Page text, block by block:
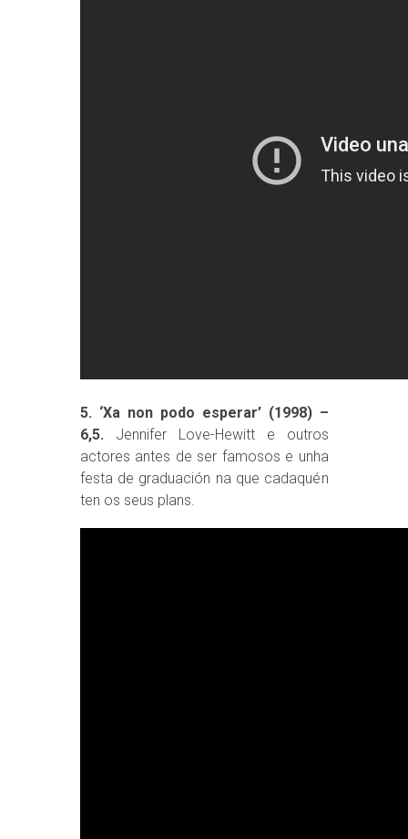
5. ‘Xa non podo esperar’ (1998) –
6,5. Jennifer Love-Hewitt e outros
actores antes de ser famosos e unha
festa de graduación na que cadaquén
ten os seus plans.